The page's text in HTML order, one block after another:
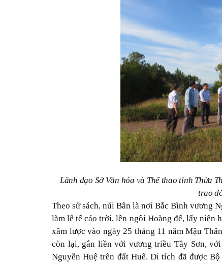
Lãnh đạo Sở Văn hóa và Thể thao tỉnh Thừa
trao
Theo sử sách, núi Bân là nơi Bắc Bình vương
làm lễ tế cáo trời, lên ngôi Hoàng đế, lấy niên
xâm lược vào ngày 25 tháng 11 năm Mậu
còn lại, gắn liền với vương triều Tây Sơn,
Nguyễn Huệ trên đất Huế. Di tích đã được